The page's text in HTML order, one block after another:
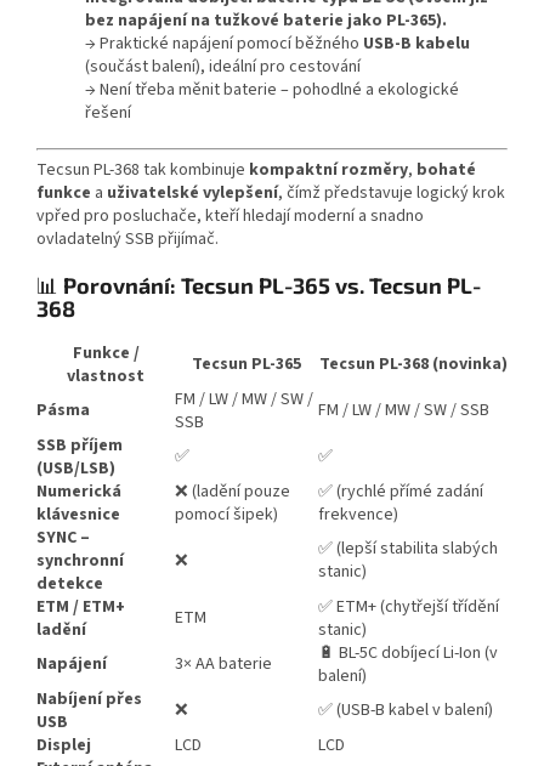
bez napájení na tužkové baterie jako PL-365).
→ Praktické napájení pomocí běžného USB-B kabelu
(součást balení), ideální pro cestování
→ Není třeba měnit baterie – pohodlné a ekologické
řešení
Tecsun PL-368 tak kombinuje kompaktní rozměry, bohaté
funkce a uživatelské vylepšení, čímž představuje logický krok
vpřed pro posluchače, kteří hledají moderní a snadno
ovladatelný SSB přijímač.
📊 Porovnání: Tecsun PL-365 vs. Tecsun PL-
368
Funkce /
vlastnost
Tecsun PL-365
Tecsun PL-368 (novinka)
Pásma
FM / LW / MW / SW /
SSB
FM / LW / MW / SW / SSB
SSB příjem
(USB/LSB)
✅
✅
Numerická
klávesnice
❌ (ladění pouze
pomocí šipek)
✅ (rychlé přímé zadání
frekvence)
SYNC –
synchronní
detekce
❌
✅ (lepší stabilita slabých
stanic)
ETM / ETM+
ladění
ETM
✅ ETM+ (chytřejší třídění
stanic)
Napájení
3× AA baterie
🔋 BL-5C dobíjecí Li-Ion (v
balení)
Nabíjení přes
USB
❌
✅ (USB-B kabel v balení)
Displej
LCD
LCD